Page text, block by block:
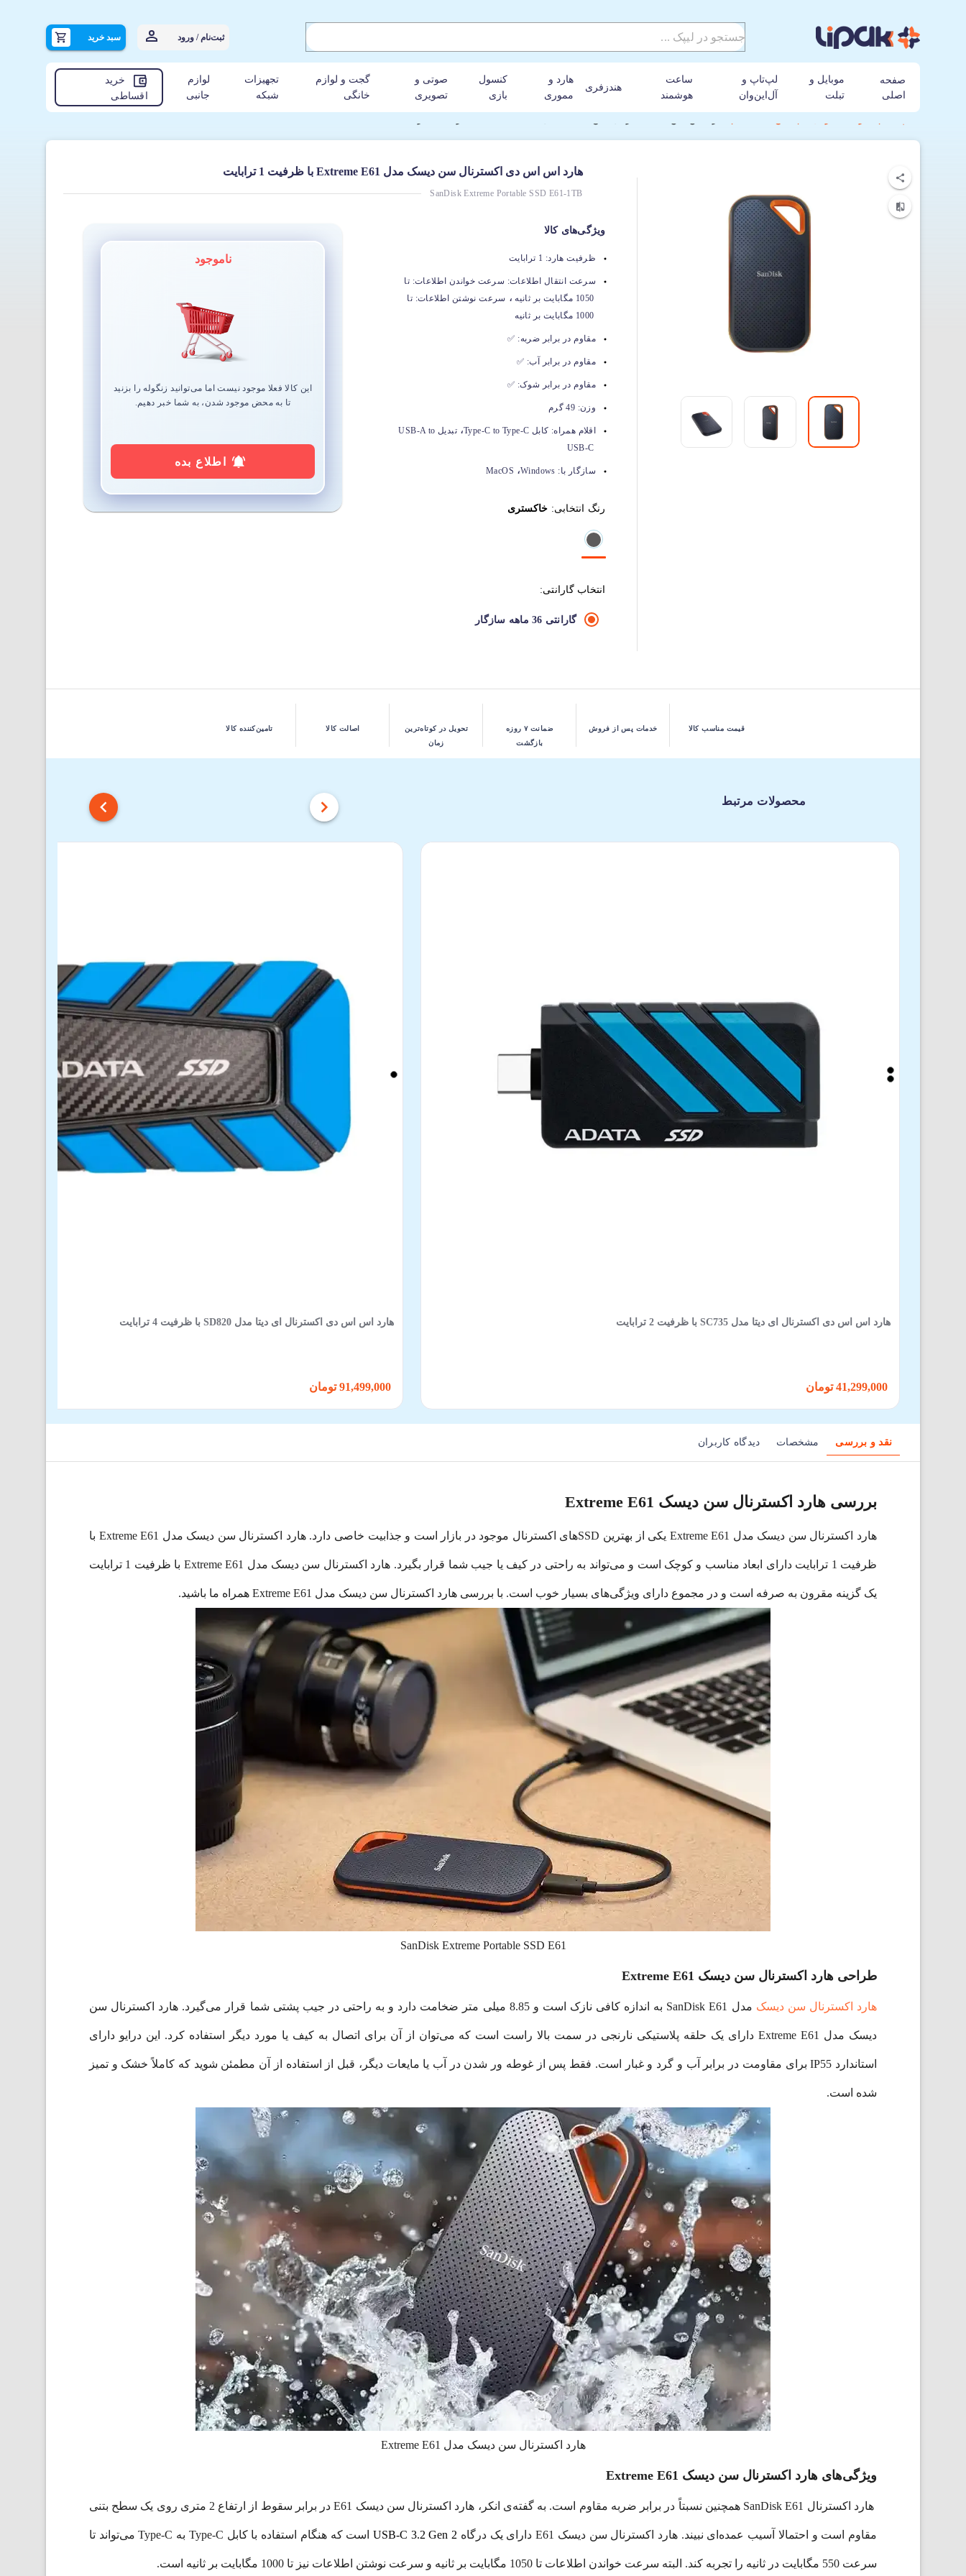
ثبت‌نام / ورود سبد خرید
صفحه
اصلی
موبایل و
تبلت
لپ‌تاپ و
آل‌این‌وان
ساعت
هوشمند
هندزفری
هارد و
مموری
کنسول
بازی
صوتی و
تصویری
گجت و لوازم
خانگی
تجهیزات
شبکه
لوازم
جانبی
خرید
اقساطی
هارد اس اس دی اکسترنال سن دیسک مدل Extreme E61 با ظرفیت 1 ترابایت
SanDisk Extreme Portable SSD E61-1TB
ویژگی‌های کالا
ظرفیت هارد: 1 ترابایت
سرعت انتقال اطلاعات: سرعت خواندن اطلاعات: تا
1050 مگابایت بر ثانیه
، سرعت نوشتن اطلاعات: تا
1000 مگابایت بر ثانیه
مقاوم در برابر ضربه: ✅
مقاوم در برابر آب: ✅
مقاوم در برابر شوک: ✅
وزن: 49 گرم
اقلام همراه: کابل Type-C to Type-C ،
تبدیل USB-A to
USB-C
سازگار با: Windows، MacOS
رنگ انتخابی: خاکستری
انتخاب گارانتی:
گارانتی 36 ماهه سازگار
ناموجود
این کالا فعلا موجود نیست اما می‌توانید زنگوله را بزنید
تا به محض موجود شدن، به شما خبر دهیم.
اطلاع بده
قیمت مناسب کالا خدمات پس از فروش
ضمانت ۷ روزه
بازگشت
تحویل در کوتاه‌ترین
زمان
اصالت کالا تامین‌کننده کالا
محصولات مرتبط
هارد اس اس دی اکسترنال ای دیتا مدل SC735 با ظرفیت 2 ترابایت هارد اس اس دی اکسترنال ای دیتا مدل SD820 با ظرفیت 4 ترابایت
نقد و بررسی مشخصات دیدگاه کاربران
بررسی هارد اکسترنال سن دیسک Extreme E61
هارد اکسترنال سن دیسک مدل Extreme E61 یکی از بهترین SSD‌های اکسترنال موجود در بازار است و جذابیت خاصی دارد. هارد اکسترنال سن دیسک مدل Extreme E61 با
ظرفیت 1 ترابایت دارای ابعاد مناسب و کوچک است و می‌تواند به راحتی در کیف یا جیب شما قرار بگیرد. هارد اکسترنال سن دیسک مدل Extreme E61 با ظرفیت 1 ترابایت
یک گزینه مقرون به صرفه است و در مجموع دارای ویژگی‌های بسیار خوب است. با بررسی هارد اکسترنال سن دیسک مدل Extreme E61 همراه ما باشید.
SanDisk Extreme Portable SSD E61
طراحی هارد اکسترنال سن دیسک Extreme E61
هارد اکسترنال سن دیسک مدل SanDisk E61 به اندازه کافی نازک است و 8.85 میلی متر ضخامت دارد و به راحتی در جیب پشتی شما قرار می‌گیرد. هارد اکسترنال سن
دیسک مدل Extreme E61 دارای یک حلقه پلاستیکی نارنجی در سمت بالا راست است که می‌توان از آن برای اتصال به کیف یا مورد دیگر استفاده کرد. این درایو دارای
استاندارد IP55 برای مقاومت در برابر آب و گرد و غبار است. فقط پس از غوطه ور شدن در آب یا مایعات دیگر، قبل از استفاده از آن مطمئن شوید که کاملاً خشک و تمیز
شده است.
هارد اکسترنال سن دیسک مدل Extreme E61
ویژگی‌های هارد اکسترنال سن دیسک Extreme E61
هارد اکسترنال SanDisk E61 همچنین نسبتاً در برابر ضربه مقاوم است. به گفته‌ی انکر، هارد اکسترنال سن دیسک E61 در برابر سقوط از ارتفاع 2 متری روی یک سطح بتنی
مقاوم است و احتمالا آسیب عمده‌ای نبیند. هارد اکسترنال سن دیسک E61 دارای یک درگاه USB-C 3.2 Gen 2 است که هنگام استفاده با کابل Type-C به Type-C می‌تواند تا
سرعت 550 مگابایت در ثانیه را تجربه کند. البته سرعت خواندن اطلاعات تا 1050 مگابایت بر ثانیه و سرعت نوشتن اطلاعات نیز تا 1000 مگابایت بر ثانیه است.